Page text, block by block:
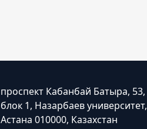
проспект Кабанбай Батыра, 53,
блок 1, Назарбаев университет,
Астана 010000, Казахстан